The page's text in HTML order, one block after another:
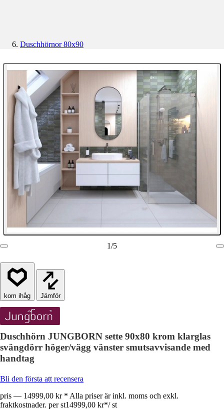
Duschhörnor 80x90
1/5
Jämför
Duschhörn JUNGBORN sette 90x80 krom klarglas
svängdörr höger/vägg vänster smutsavvisande med
handtag
Bli den första att recensera
pris — 14999,00 kr * Alla priser är inkl. moms och exkl.
fraktkostnader. per st14999,00 kr*/ st